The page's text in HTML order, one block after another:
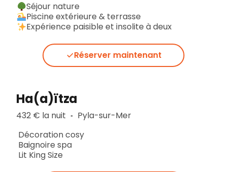
Séjour nature
Piscine extérieure & terrasse
Expérience paisible et insolite à deux
Réserver maintenant
Ha(a)ïtza
432 € la nuit ▪︎ Pyla-sur-Mer
Décoration cosy
Baignoire spa
Lit King Size